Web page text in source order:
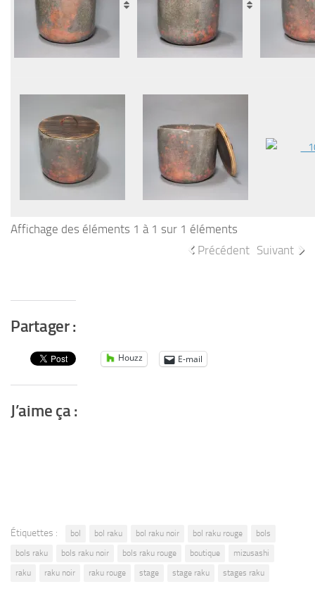
Affichage des éléments 1 à 1 sur 1 éléments
Précédent Suivant
Partager :
Houzz E-mail
J’aime ça :
Étiquettes : bol bol raku bol raku noir bol raku rouge
bols
bols raku
bols raku noir bols raku rouge boutique
mizusashi
raku
raku noir raku rouge stage stage raku stages raku